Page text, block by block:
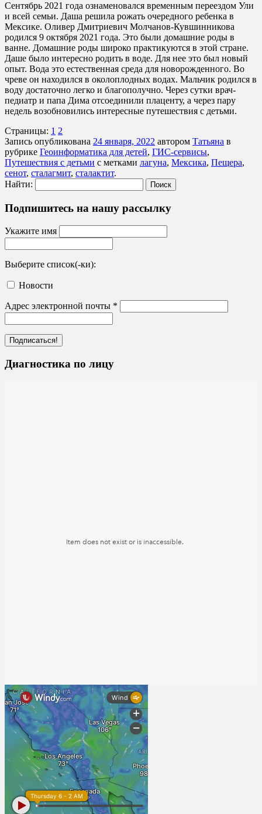
Сентябрь 2021 года ознаменовался временным переездом Ули
и всей семьи. Даша решила рожать очередного ребенка в
Мексике. Оливер Дмитриевич Молчанов-Кувшинникова
родился 9 октября 2021 года. Это были домашние роды в
ванне. Домашние роды широко практикуются в этой стране.
Даше было интересно родить в воде. Для нее это был новый
опыт. Вода это естественная среда для новорожденного. Во
чреве он находился в околоплодных водах. Мальчик родился в
воду достаточно легко и благополучно. Через сутки врач-
педиатр и папа Дима отсоединили плаценту, а через пару
недель возобновились интересные путешествия с детьми.
Страницы: 1 2
Запись опубликована 24 января, 2022 автором Татьяна в
рубрике Геоинформатика для детей, ГИС-сервисы,
Путешествия с детьми с метками лагуна, Мексика, Пещера,
сенот, сталагмит, сталактит.
Найти:
Подпишитесь на нашу рассылку
Укажите имя
Выберите список(-ки):
Новости
Адрес электронной почты *
Диагностика по лицу